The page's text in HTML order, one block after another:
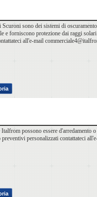
Scuroni sono dei sistemi di
e forniscono protezione dai raggi
all'e-mail
possono essere
personalizzati contattateci